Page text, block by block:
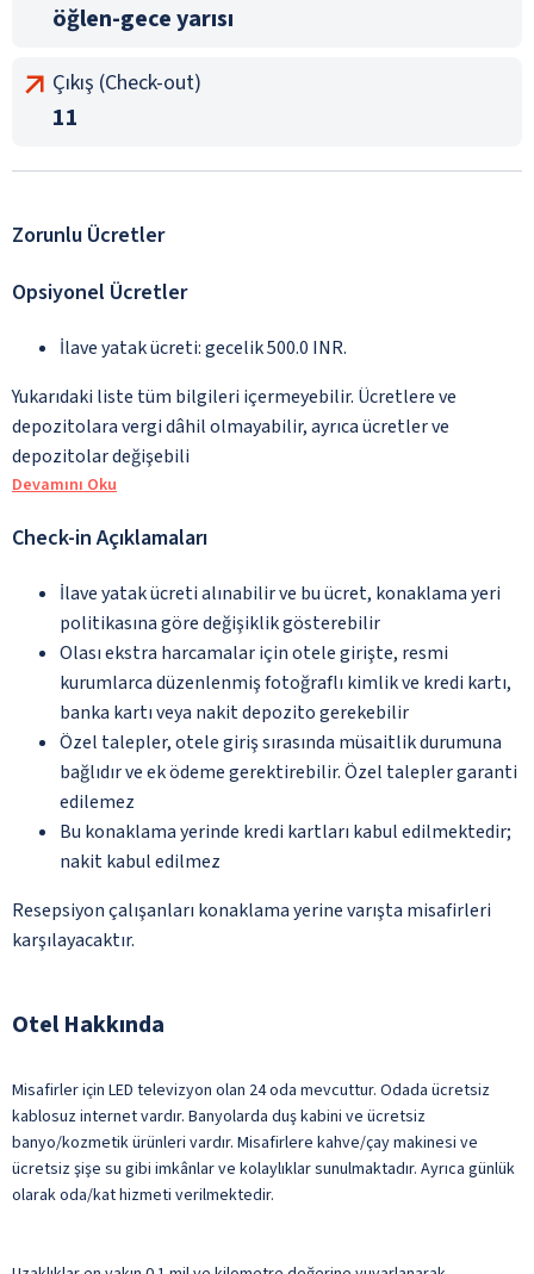
öğlen-gece yarısı
Çıkış (Check-out)
11
Zorunlu Ücretler
Opsiyonel Ücretler
İlave yatak ücreti: gecelik 500.0 INR.
Yukarıdaki liste tüm bilgileri içermeyebilir. Ücretlere ve
depozitolara vergi dâhil olmayabilir, ayrıca ücretler ve
depozitolar değişebili
Devamını Oku
Check-in Açıklamaları
İlave yatak ücreti alınabilir ve bu ücret, konaklama yeri
politikasına göre değişiklik gösterebilir
Olası ekstra harcamalar için otele girişte, resmi
kurumlarca düzenlenmiş fotoğraflı kimlik ve kredi kartı,
banka kartı veya nakit depozito gerekebilir
Özel talepler, otele giriş sırasında müsaitlik durumuna
bağlıdır ve ek ödeme gerektirebilir. Özel talepler garanti
edilemez
Bu konaklama yerinde kredi kartları kabul edilmektedir;
nakit kabul edilmez
Resepsiyon çalışanları konaklama yerine varışta misafirleri
karşılayacaktır.
Otel Hakkında
Misafirler için LED televizyon olan 24 oda mevcuttur. Odada ücretsiz
kablosuz internet vardır. Banyolarda duş kabini ve ücretsiz
banyo/kozmetik ürünleri vardır. Misafirlere kahve/çay makinesi ve
ücretsiz şişe su gibi imkânlar ve kolaylıklar sunulmaktadır. Ayrıca günlük
olarak oda/kat hizmeti verilmektedir.